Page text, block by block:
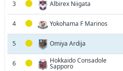
3 Albirex Niigata
4 Yokohama F Marinos
5 Omiya Ardija
6 Hokkaido Consadole
Sapporo